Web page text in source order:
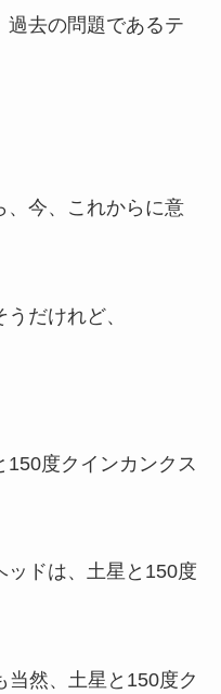
過去の問題であるテ
、今、これからに意
だけれど、
度クインカンクス
ッドは、土星と150度
然、土星と150度ク